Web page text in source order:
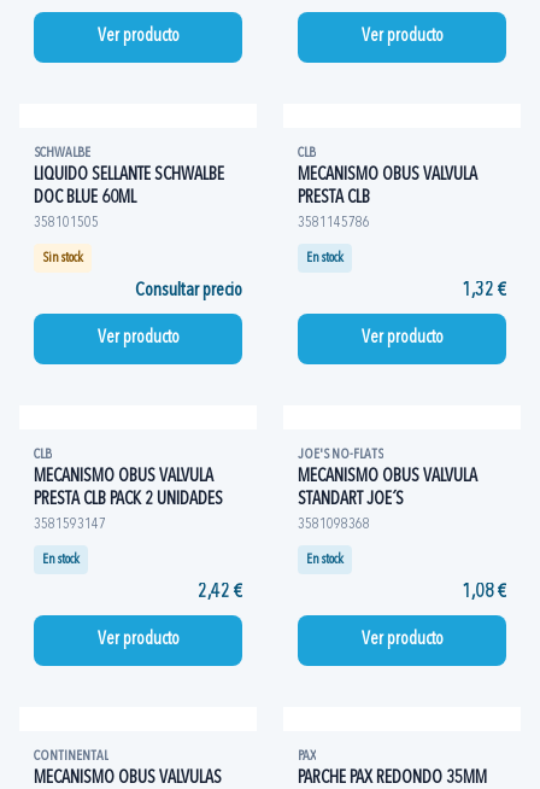
Ver producto Ver producto
SCHWALBE
LIQUIDO SELLANTE SCHWALBE
DOC BLUE 60ML
358101505
Sin stock
Consultar precio
Ver producto
CLB
MECANISMO OBUS VALVULA
PRESTA CLB
3581145786
En stock
1,32 €
Ver producto
CLB
MECANISMO OBUS VALVULA
PRESTA CLB PACK 2 UNIDADES
3581593147
En stock
2,42 €
Ver producto
JOE'S NO-FLATS
MECANISMO OBUS VALVULA
STANDART JOE´S
3581098368
En stock
1,08 €
Ver producto
CONTINENTAL
MECANISMO OBUS VALVULAS
PAX
PARCHE PAX REDONDO 35MM